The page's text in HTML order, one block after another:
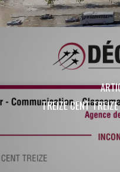
TREIZE CENT